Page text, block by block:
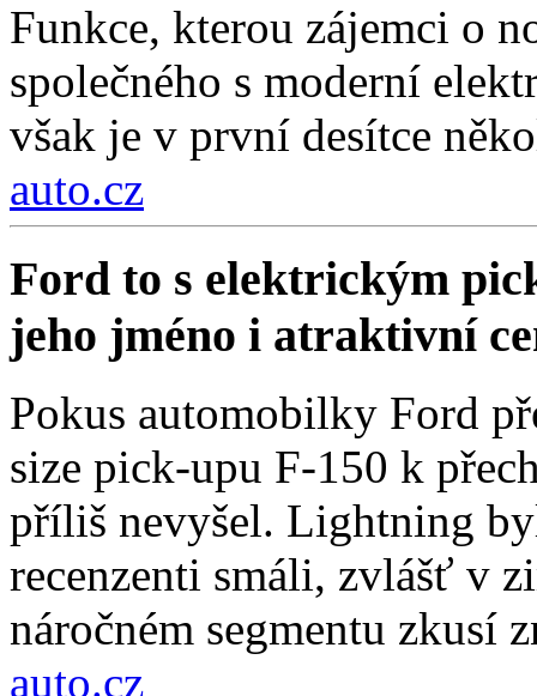
Funkce, kterou zájemci o
společného s moderní
však je v první desítce
auto.cz
Ford to s elektrickým
jeho jméno i atraktivní
Pokus automobilky Ford
size pick-upu F-150 k
příliš nevyšel. Lightning
recenzenti smáli, zvlášť v
náročném segmentu zkusí
auto.cz